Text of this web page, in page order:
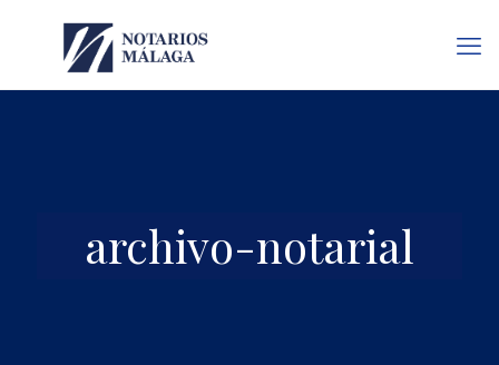
archivo-notarial